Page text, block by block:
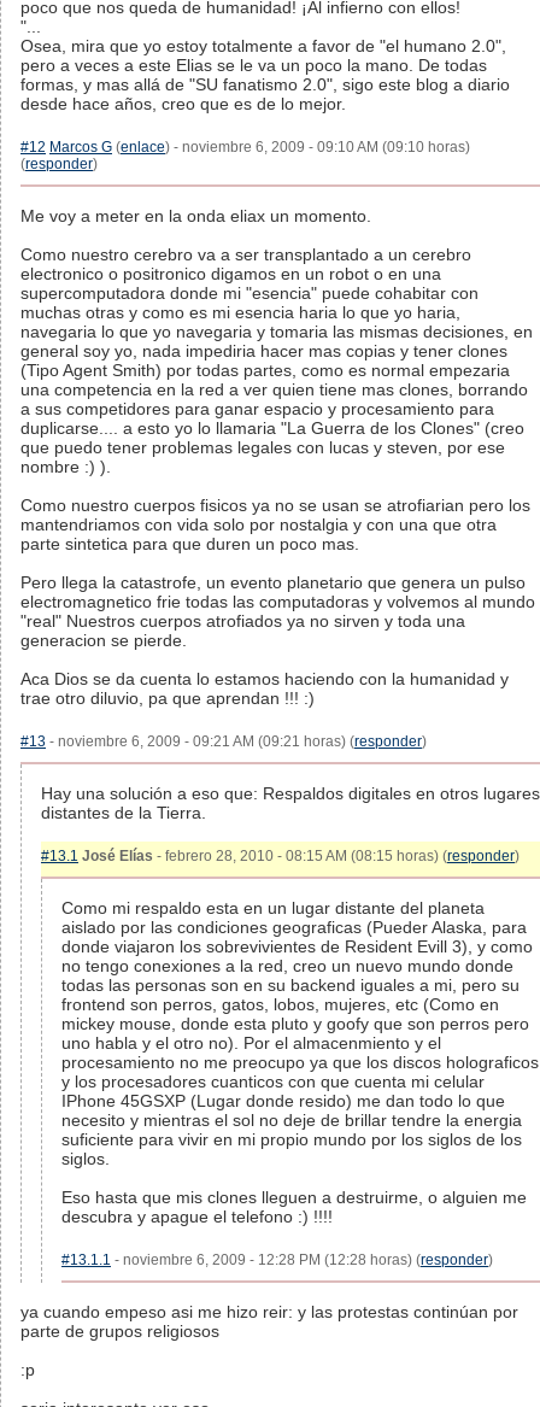
poco que nos queda de humanidad! ¡Al infierno con ellos!
"...
Osea, mira que yo estoy totalmente a favor de "el humano 2.0",
pero a veces a este Elias se le va un poco la mano. De todas
formas, y mas allá de "SU fanatismo 2.0", sigo este blog a diario
desde hace años, creo que es de lo mejor.
#12 Marcos G (enlace) - noviembre 6, 2009 - 09:10 AM (09:10 horas)
(responder)
Me voy a meter en la onda eliax un momento.
Como nuestro cerebro va a ser transplantado a un cerebro
electronico o positronico digamos en un robot o en una
supercomputadora donde mi "esencia" puede cohabitar con
muchas otras y como es mi esencia haria lo que yo haria,
navegaria lo que yo navegaria y tomaria las mismas decisiones, en
general soy yo, nada impediria hacer mas copias y tener clones
(Tipo Agent Smith) por todas partes, como es normal empezaria
una competencia en la red a ver quien tiene mas clones, borrando
a sus competidores para ganar espacio y procesamiento para
duplicarse.... a esto yo lo llamaria "La Guerra de los Clones" (creo
que puedo tener problemas legales con lucas y steven, por ese
nombre :) ).
Como nuestro cuerpos fisicos ya no se usan se atrofiarian pero los
mantendriamos con vida solo por nostalgia y con una que otra
parte sintetica para que duren un poco mas.
Pero llega la catastrofe, un evento planetario que genera un pulso
electromagnetico frie todas las computadoras y volvemos al mundo
"real" Nuestros cuerpos atrofiados ya no sirven y toda una
generacion se pierde.
Aca Dios se da cuenta lo estamos haciendo con la humanidad y
trae otro diluvio, pa que aprendan !!! :)
#13 - noviembre 6, 2009 - 09:21 AM (09:21 horas) (responder)
Hay una solución a eso que: Respaldos digitales en otros lugares
distantes de la Tierra.
#13.1 José Elías - febrero 28, 2010 - 08:15 AM (08:15 horas) (responder)
Como mi respaldo esta en un lugar distante del planeta
aislado por las condiciones geograficas (Pueder Alaska, para
donde viajaron los sobrevivientes de Resident Evill 3), y como
no tengo conexiones a la red, creo un nuevo mundo donde
todas las personas son en su backend iguales a mi, pero su
frontend son perros, gatos, lobos, mujeres, etc (Como en
mickey mouse, donde esta pluto y goofy que son perros pero
uno habla y el otro no). Por el almacenmiento y el
procesamiento no me preocupo ya que los discos holograficos
y los procesadores cuanticos con que cuenta mi celular
IPhone 45GSXP (Lugar donde resido) me dan todo lo que
necesito y mientras el sol no deje de brillar tendre la energia
suficiente para vivir en mi propio mundo por los siglos de los
siglos.
Eso hasta que mis clones lleguen a destruirme, o alguien me
descubra y apague el telefono :) !!!!
#13.1.1 - noviembre 6, 2009 - 12:28 PM (12:28 horas) (responder)
ya cuando empeso asi me hizo reir: y las protestas continúan por
parte de grupos religiosos
:p